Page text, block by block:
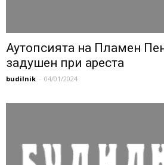
Аутопсията на Пламен
задушен при ареста
budilnik - 04/01/2024